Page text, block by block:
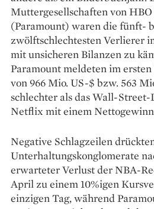
Muttergesellschaften von
(Paramount) waren die fünft-
zwölftschlechtesten Verlierer
mit unsicheren Bilanzen zu
Paramount meldeten im
von 966 Mio. US-$ bzw. 563
schlechter als das Wall-
Netflix mit einem
Negative Schlagzeilen
Unterhaltungskonglomerate
erwarteter Verlust der NBA-
April zu einem 10%igen
einzigen Tag, während